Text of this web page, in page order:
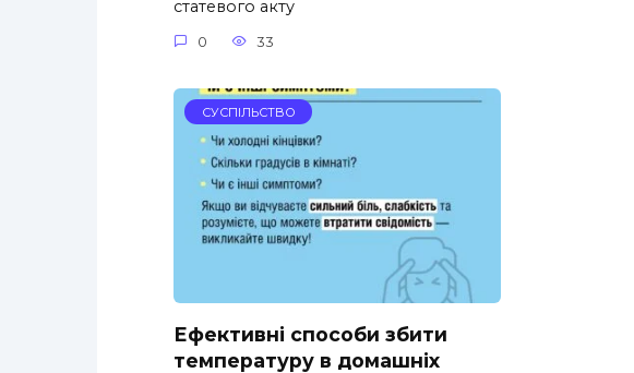
статевого акту
0 33
СУСПІЛЬСТВО
Ефективні способи збити
температуру в домашніх